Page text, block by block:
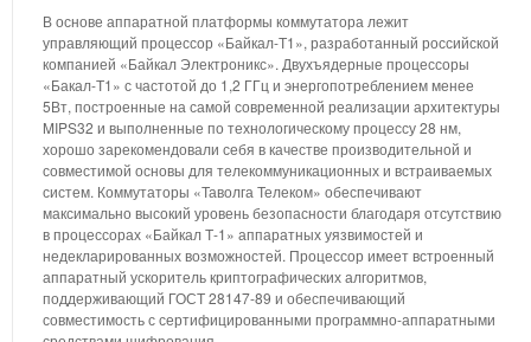
В основе аппаратной платформы коммутатора лежит
управляющий процессор «Байкал-Т1», разработанный российской
компанией «Байкал Электроникс». Двухъядерные процессоры
«Бакал-Т1» с частотой до 1,2 ГГц и энергопотреблением менее
5Вт, построенные на самой современной реализации архитектуры
MIPS32 и выполненные по технологическому процессу 28 нм,
хорошо зарекомендовали себя в качестве производительной и
совместимой основы для телекоммуникационных и встраиваемых
систем. Коммутаторы «Таволга Телеком» обеспечивают
максимально высокий уровень безопасности благодаря отсутствию
в процессорах «Байкал Т-1» аппаратных уязвимостей и
недекларированных возможностей. Процессор имеет встроенный
аппаратный ускоритель криптографических алгоритмов,
поддерживающий ГОСТ 28147-89 и обеспечивающий
совместимость с сертифицированными программно-аппаратными